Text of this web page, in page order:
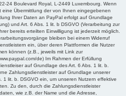
24 Boulevard Royal, L-2449 Luxembourg. Wenn
Übermittlung der von Ihnen eingegebenen
Ihrer Daten an PayPal erfolgt auf Grundlage
und Art. 6 Abs. 1 lit. b DSGVO (Verarbeitung zur
bereits erteilten Einwilligung ist jederzeit möglich.
bleiben bei einem Widerruf
ein, über deren Plattformen die Nutzer
können (z.B., jeweils mit Link zur
de) Im Rahmen der Erfüllung
auf Grundlage des Art. 6 Abs. 1 lit. b.
Zahlungsdienstleister auf Grundlage unserer
1 lit. b. DSGVO ein, um unseren Nutzern effektive
Zu den, durch die Zahlungsdienstleister
wie z.B. der Name und die Adresse,